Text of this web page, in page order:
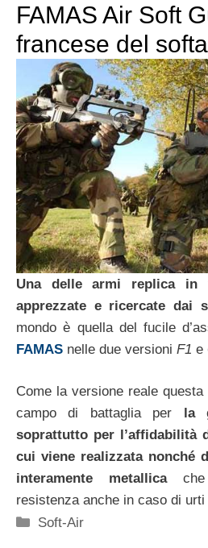
FAMAS Air Soft
francese del
Una delle armi replica in
apprezzate e ricercate dai
mondo è quella del fucile
FAMAS nelle due versioni F1 e
Come la versione reale
campo di battaglia per la
soprattutto per l’affidabilità
cui viene realizzata nonché
interamente metallicache
resistenza anche in caso di
Categorie
Soft-Air